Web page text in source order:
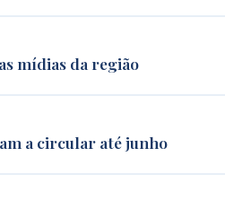
mídias da região
a circular até junho